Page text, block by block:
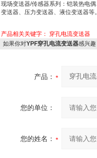
现场变送器/传感器系列：铠装热电
变送器、压力变送器、液位变送器等
产品相关关键字：
穿孔电流变送器
如果你对YPF穿孔电流变送器感兴
产品：
您的单位：
您的姓名：